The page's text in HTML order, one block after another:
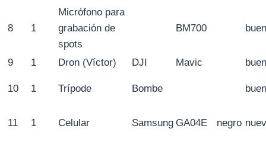
8 1
Micrófono para
grabación de
spots
BM700
9 1 Dron (Víctor) DJI Mavic
10 1 Trípode Bombe
11 1 Celular Samsung GA04E negro